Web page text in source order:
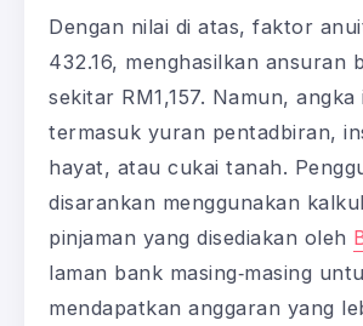
Dengan nilai di atas, faktor
432.16, menghasilkan ansuran
sekitar RM1,157. Namun, angka
termasuk yuran pentadbiran,
hayat, atau cukai tanah.
disarankan menggunakan
pinjaman yang disediakan oleh
laman bank masing‑masing
mendapatkan anggaran yang